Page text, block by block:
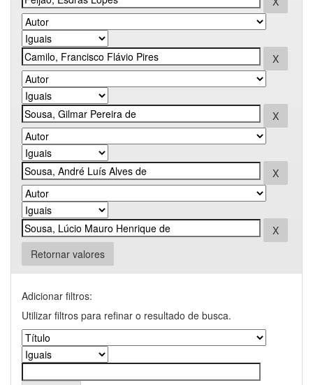
Retornar valores
Adicionar filtros:
Utilizar filtros para refinar o resultado de busca.